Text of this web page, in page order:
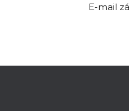
E-mail